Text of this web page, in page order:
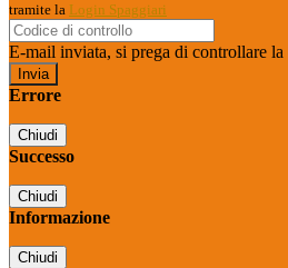
tramite la Login Spaggiari
E-mail inviata, si prega di controllare la
Errore
Chiudi
Successo
Chiudi
Informazione
Chiudi